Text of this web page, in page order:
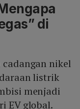
di
cadangan nikel
listrik
menjadi
EV global.